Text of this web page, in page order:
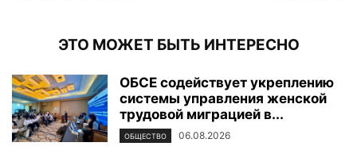
ЭТО МОЖЕТ БЫТЬ ИНТЕРЕСНО
ОБСЕ содействует укреплению
системы управления женской
трудовой миграцией в...
ОБЩЕСТВО 06.08.2026